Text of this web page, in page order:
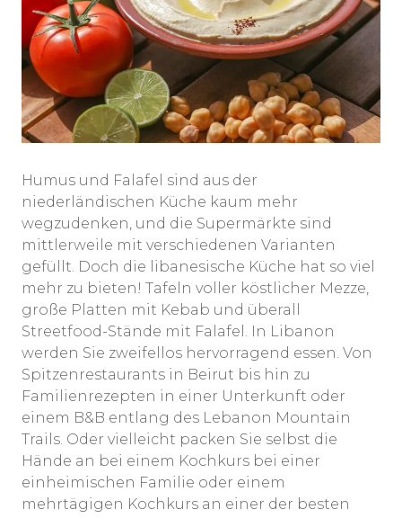
Humus und Falafel sind aus der
niederländischen Küche kaum mehr
wegzudenken, und die Supermärkte sind
mittlerweile mit verschiedenen Varianten
gefüllt. Doch die libanesische Küche hat so viel
mehr zu bieten! Tafeln voller köstlicher Mezze,
große Platten mit Kebab und überall
Streetfood-Stände mit Falafel. In Libanon
werden Sie zweifellos hervorragend essen. Von
Spitzenrestaurants in Beirut bis hin zu
Familienrezepten in einer Unterkunft oder
einem B&B entlang des Lebanon Mountain
Trails. Oder vielleicht packen Sie selbst die
Hände an bei einem Kochkurs bei einer
einheimischen Familie oder einem
mehrtägigen Kochkurs an einer der besten